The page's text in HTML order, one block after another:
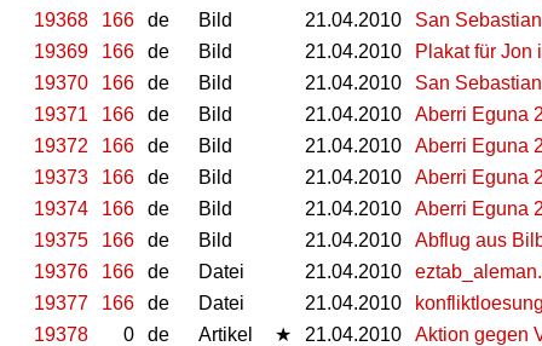
19368
166 de Bild 21.04.2010
San Sebastian
19369
166 de Bild 21.04.2010
Plakat für Jon
19370
166 de Bild 21.04.2010
San
19371
166 de Bild 21.04.2010
Aberri Eguna
19372
166 de Bild 21.04.2010
Aberri Eguna
19373
166 de Bild 21.04.2010
Aberri Eguna
19374
166 de Bild 21.04.2010
Aberri Eguna
19375
166 de Bild 21.04.2010
Abflug aus
19376
166 de Datei 21.04.2010
19377
166 de Datei 21.04.2010
19378
0 de Artikel ★ 21.04.2010
Aktion gegen